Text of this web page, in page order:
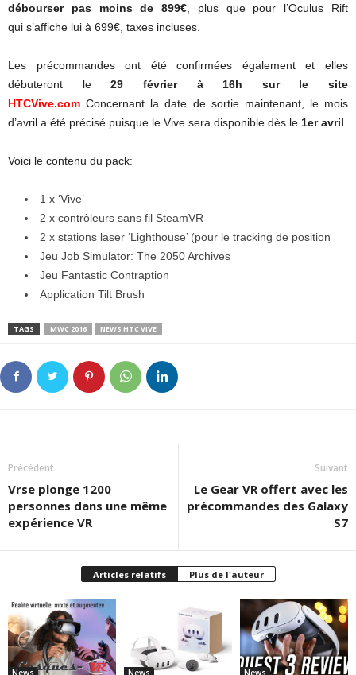
débourser pas moins de 899€ , plus que pour l’Oculus Rift
qui s’affiche lui à 699€, taxes incluses.
Les précommandes ont été confirmées également et elles
débuteront le29 février à 16h sur le site
HTCVive.com Concernant la date de sortie maintenant, le mois
d’avril a été précisé puisque le Vive sera disponible dès le 1er avril
Voici le contenu du pack:
1 x ‘Vive’
2 x contrôleurs sans fil SteamVR
2 x stations laser ‘Lighthouse’ (pour le tracking de position
Jeu Job Simulator: The 2050 Archives
Jeu Fantastic Contraption
Application Tilt Brush
TAGS MWC 2016 NEWS HTC VIVE
Précédent
Vrse plonge 1200
personnes dans une même
expérience VR
Suivant
Le Gear VR offert avec les
précommandes des Galaxy
S7
Articles relatifs Plus de l'auteur